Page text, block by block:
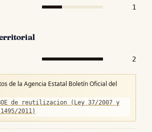
1
2
de la Agencia Estatal Boletín Oficial del
de reutilizacion (Ley 37/2007 y
2011)